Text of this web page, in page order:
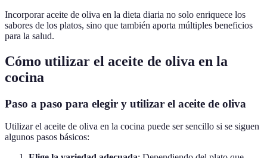
Incorporar aceite de oliva en la dieta diaria no solo enriquece los
sabores de los platos, sino que también aporta múltiples beneficios
para la salud.
Cómo utilizar el aceite de oliva en la
cocina
Paso a paso para elegir y utilizar el aceite de oliva
Utilizar el aceite de oliva en la cocina puede ser sencillo si se siguen
algunos pasos básicos: